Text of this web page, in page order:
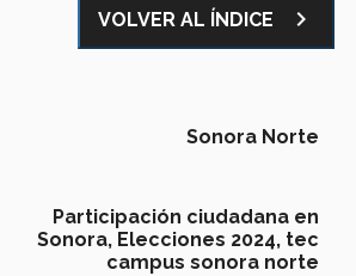
VOLVER AL ÍNDICE navigate_next
Sonora Norte
Participación ciudadana en
Sonora, Elecciones 2024, tec
campus sonora norte